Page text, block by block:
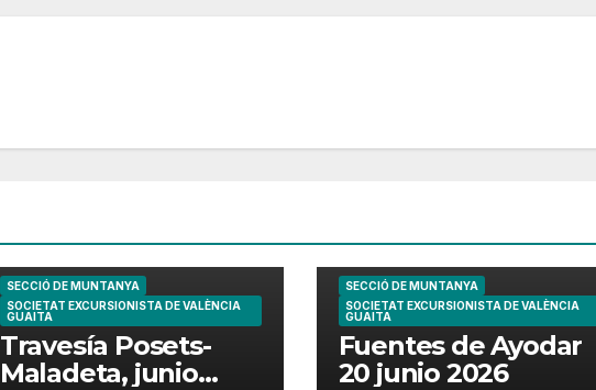
SECCIÓ DE MUNTANYA
SOCIETAT EXCURSIONISTA DE VALÈNCIA
GUAITA
Travesía Posets-
Maladeta, junio
SECCIÓ DE MUNTANYA
SOCIETAT EXCURSIONISTA DE VALÈNCIA
GUAITA
Fuentes de Ayodar
20 junio 2026